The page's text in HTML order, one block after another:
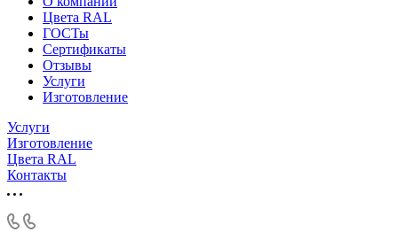
Цвета RAL
ГОСТы
Сертификаты
Отзывы
Услуги
Изготовление
Услуги
Изготовление
Цвета RAL
Контакты